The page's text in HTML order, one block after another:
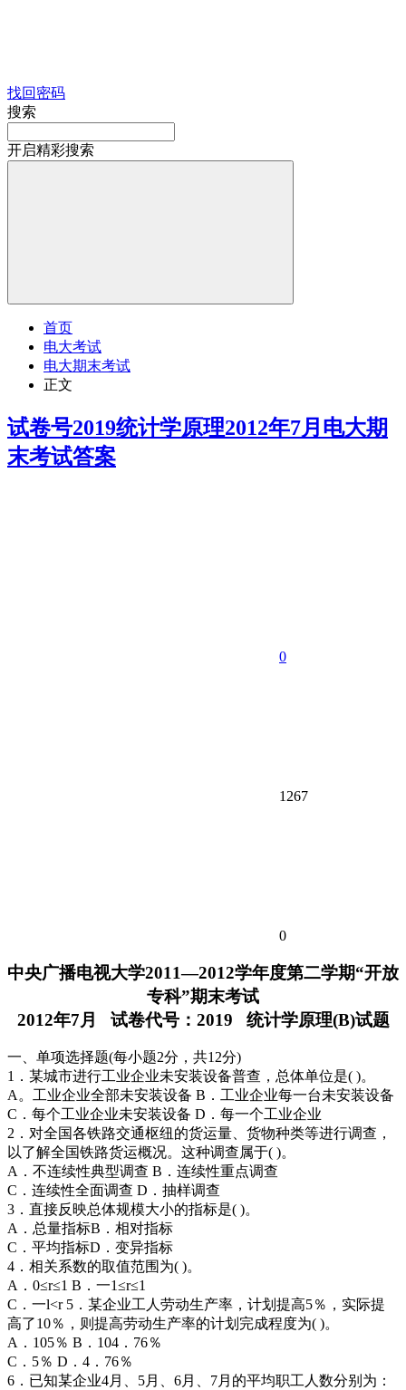
找回密码
搜索
开启精彩搜索
首页
电大考试
电大期末考试
正文
试卷号2019统计学原理2012年7月电大期
末考试答案
0
1267
0
中央广播电视大学2011—2012学年度第二学期“开放
专科”期末考试
2012年7月 试卷代号：2019 统计学原理(B)试题
一、单项选择题(每小题2分，共12分)
1．某城市进行工业企业未安装设备普查，总体单位是( )。
A。工业企业全部未安装设备 B．工业企业每一台未安装设备
C．每个工业企业未安装设备 D．每一个工业企业
2．对全国各铁路交通枢纽的货运量、货物种类等进行调查，
以了解全国铁路货运概况。这种调查属于( )。
A．不连续性典型调查 B．连续性重点调查
C．连续性全面调查 D．抽样调查
3．直接反映总体规模大小的指标是( )。
A．总量指标B．相对指标
C．平均指标D．变异指标
4．相关系数的取值范围为( )。
A．0≤r≤1 B．一1≤r≤1
C．一l<r 5．某企业工人劳动生产率，计划提高5％，实际提
高了10％，则提高劳动生产率的计划完成程度为( )。
A．105％ B．104．76％
C．5％ D．4．76％
6．已知某企业4月、5月、6月、7月的平均职工人数分别为：